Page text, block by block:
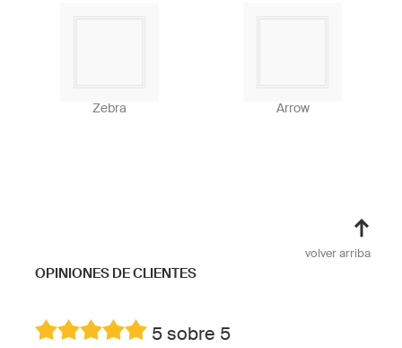
Zebra Arrow
volver arriba
OPINIONES DE CLIENTES
5 sobre 5